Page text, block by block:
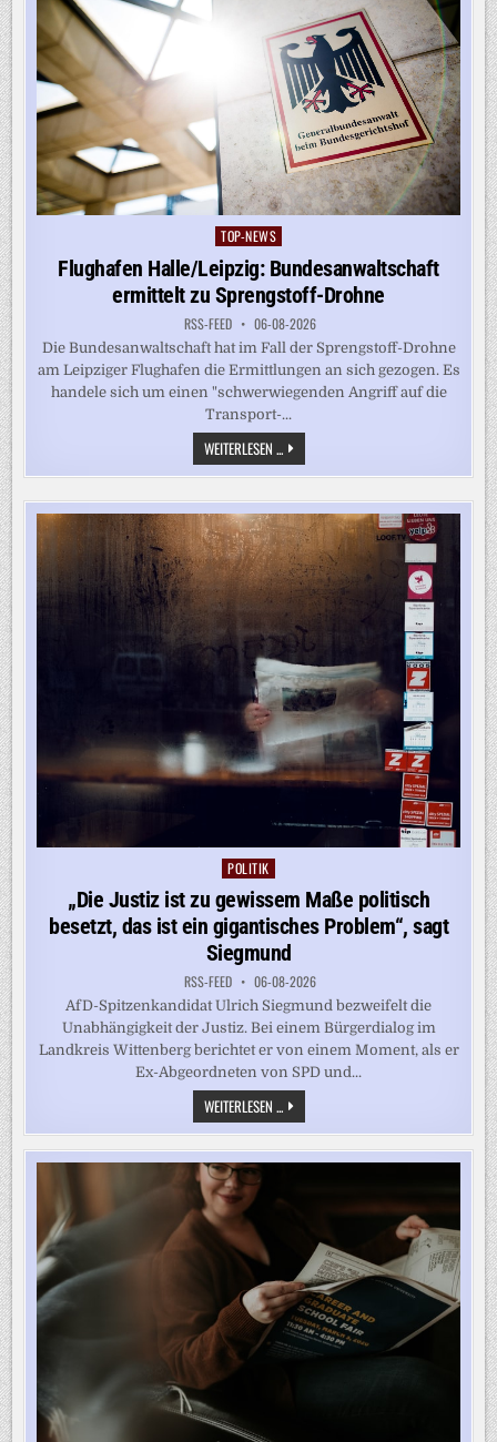
Posted
in
TOP-NEWS
Flughafen Halle/Leipzig: Bundesanwaltschaft
ermittelt zu Sprengstoff-Drohne
RSS-FEED 06-08-2026
Die Bundesanwaltschaft hat im Fall der Sprengstoff-Drohne
am Leipziger Flughafen die Ermittlungen an sich gezogen. Es
handele sich um einen "schwerwiegenden Angriff auf die
Transport-...
WEITERLESEN ... FLUGHAFEN
HALLE/LEIPZIG:
BUNDESANWALTSCHAFT
ZU
SPRENGSTOFF-
DROHNE
Posted
POLITIK
„Die Justiz ist zu gewissem Maße politisch
besetzt, das ist ein gigantisches Problem“, sagt
Siegmund
RSS-FEED 06-08-2026
AfD-Spitzenkandidat Ulrich Siegmund bezweifelt die
Unabhängigkeit der Justiz. Bei einem Bürgerdialog im
Landkreis Wittenberg berichtet er von einem Moment, als er
Ex-Abgeordneten von SPD und...
WEITERLESEN ...„DIE
JUSTIZ
IST
ZU
GEWISSEM
ESETZT, D
IGANTISCHES P
ROBLEM“, S
AGT S
IEGMUND